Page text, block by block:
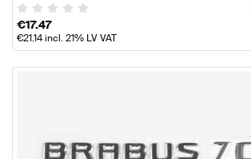
€17.47
€21.14incl. 21% LV VAT